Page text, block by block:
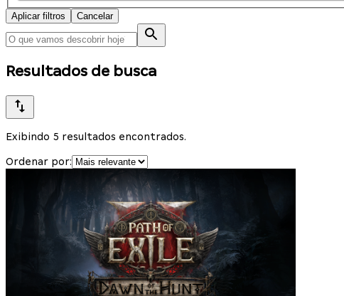
Aplicar filtros Cancelar
Resultados de busca
Exibindo 5 resultados encontrados.
Ordenar por: